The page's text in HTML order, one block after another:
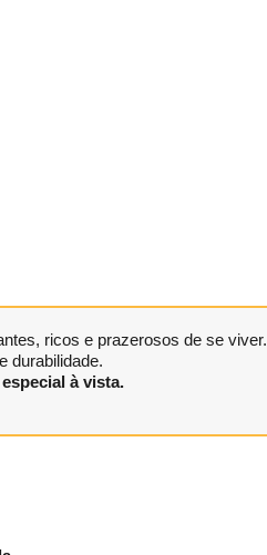
ricos e prazerosos de se viver.
durabilidade.
à vista.